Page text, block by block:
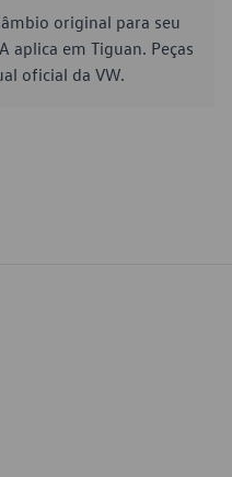
original para seu
em Tiguan. Peças
oficial da VW.